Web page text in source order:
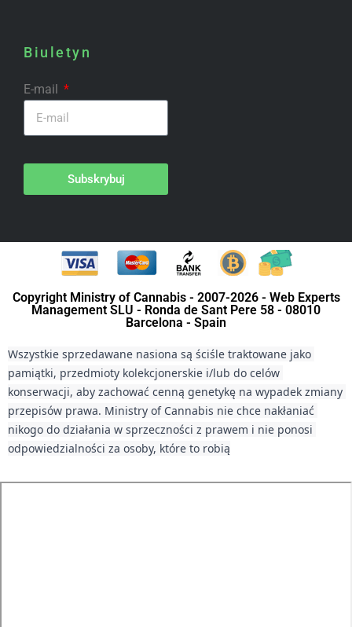
Biuletyn
E-mail
Subskrybuj
Copyright Ministry of Cannabis - 2007-2026 - Web Experts
Management SLU - Ronda de Sant Pere 58 - 08010
Barcelona - Spain
Wszystkie sprzedawane nasiona są ściśle traktowane jako
pamiątki, przedmioty kolekcjonerskie i/lub do celów
konserwacji, aby zachować cenną genetykę na wypadek zmiany
przepisów prawa. Ministry of Cannabis nie chce nakłaniać
nikogo do działania w sprzeczności z prawem i nie ponosi
odpowiedzialności za osoby, które to robią